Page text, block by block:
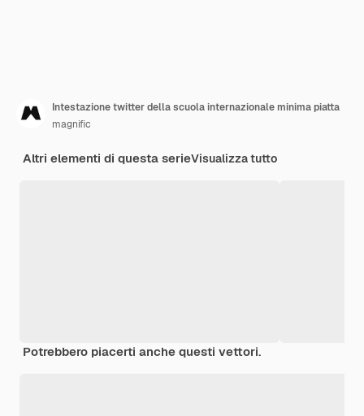
Intestazione twitter della scuola internazionale minima piatta
magnific
Altri elementi di questa serieVisualizza tutto
Potrebbero piacerti anche questi vettori.